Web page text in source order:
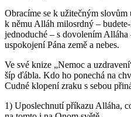
Obracíme se k užitečným
k němu Alláh milosrdný –
jednoduché – s dovolením
uspokojení Pána země a nebes.
Ve své knize „Nemoc a
šíp ďábla. Kdo ho ponechá na
Cudné klopení zraku s sebou
1) Uposlechnutí příkazu Alláha,